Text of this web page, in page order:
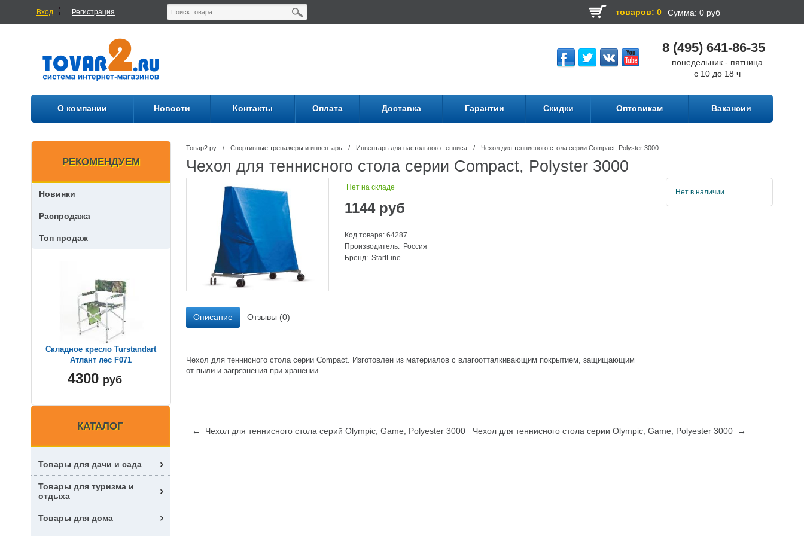
Вход Регистрация товаров: 0 Сумма: 0 руб
8 (495) 641-86-35
понедельник - пятница
с 10 до 18 ч
О компании Новости Контакты Оплата Доставка Гарантии Скидки Оптовикам Вакансии
Товар2.ру / Спортивные тренажеры и инвентарь / Инвентарь для настольного тенниса / Чехол для теннисного стола серии Compact, Polyster 3000
Чехол для теннисного стола серии Compact, Polyster 3000
Нет на складе
1144руб
Код товара: 64287
Производитель: Россия
Бренд:StartLine
Нет в наличии
Описание Отзывы (0)
Чехол для теннисного стола серии Compact. Изготовлен из материалов с влагоотталкивающим покрытием, защищающим
от пыли и загрязнения при хранении.
← Чехол для теннисного стола серий Olympic, Game, Polyester 3000 Чехол для теннисного стола серии Olympic, Game, Polyester 3000 →
РЕКОМЕНДУЕМ
Новинки
Распродажа
Топ продаж
Складное кресло Turstandart
Атлант лес F071
4300 руб
КАТАЛОГ
Товары для дачи и сада
Товары для туризма и
отдыха
Товары для дома